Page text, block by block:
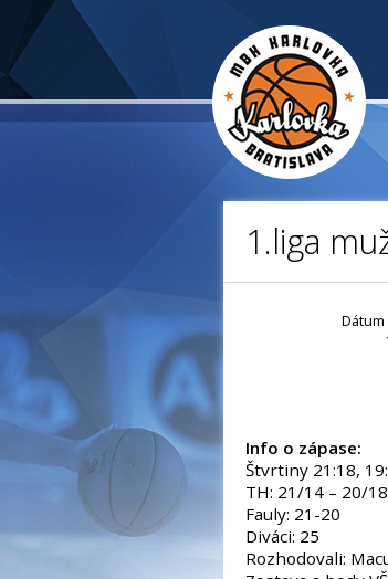
1.liga
Info o zápase:
Štvrtiny 21:18,
TH: 21/14 – 20/18
Fauly: 21-20
Diváci: 25
Rozhodovali: